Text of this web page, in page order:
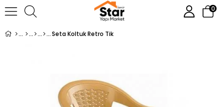
0
Seta Koltuk Retro Tik